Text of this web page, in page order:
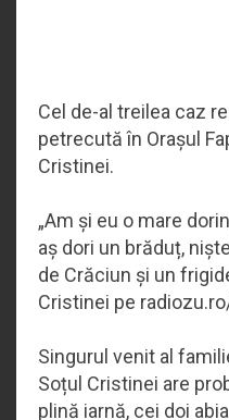
Cel de-al treilea caz
petrecută în Orașul
Cristinei.
„Am și eu o mare
aș dori un brăduț,
de Crăciun și un
Cristinei pe
Singurul venit al
Soțul Cristinei are
plină iarnă, cei doi